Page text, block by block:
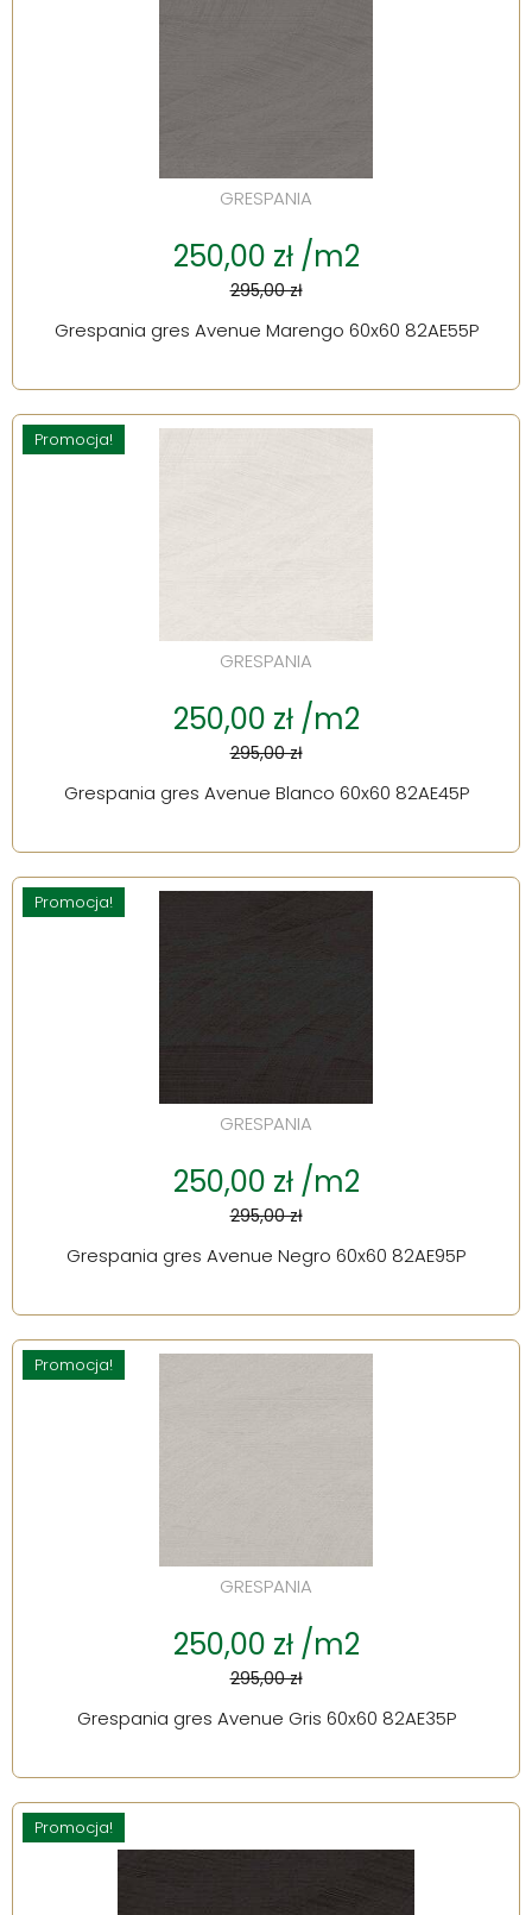
GRESPANIA
250,00 zł /m2
295,00 zł
Grespania gres Avenue Marengo 60x60 82AE55P
Promocja!
GRESPANIA
250,00 zł /m2
295,00 zł
Grespania gres Avenue Blanco 60x60 82AE45P
Promocja!
GRESPANIA
250,00 zł /m2
295,00 zł
Grespania gres Avenue Negro 60x60 82AE95P
Promocja!
GRESPANIA
250,00 zł /m2
295,00 zł
Grespania gres Avenue Gris 60x60 82AE35P
Promocja!